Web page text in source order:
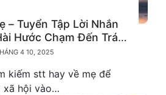
– Tuyển Tập Lời Nhắn
Hước Chạm Đến Trái
4 10, 2025
kiếm stt hay về mẹ để
xã hội vào…